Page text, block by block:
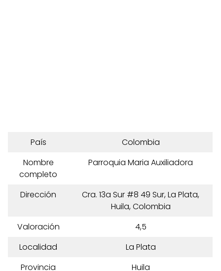
País
Colombia
Nombre
completo
Parroquia Maria Auxiliadora
Dirección
Cra. 13a Sur #8 49 Sur, La Plata,
Huila, Colombia
Valoración
4,5
Localidad
La Plata
Provincia
Huila